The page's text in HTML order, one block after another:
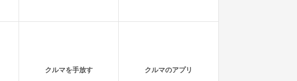
クルマを手放す クルマのアプリ